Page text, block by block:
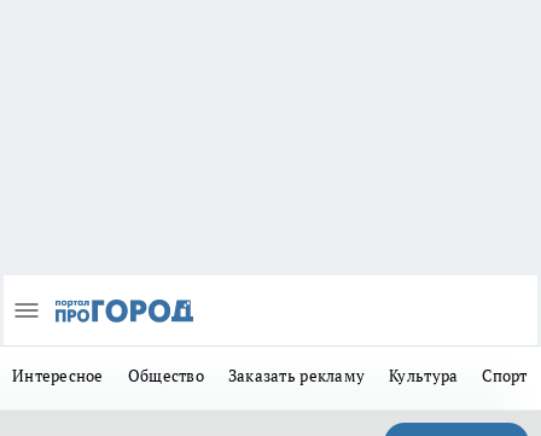
Интересное Общество Заказать рекламу Культура Спорт